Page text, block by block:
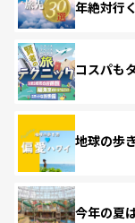
年絶対行
コスパも
地球の歩
今年の夏